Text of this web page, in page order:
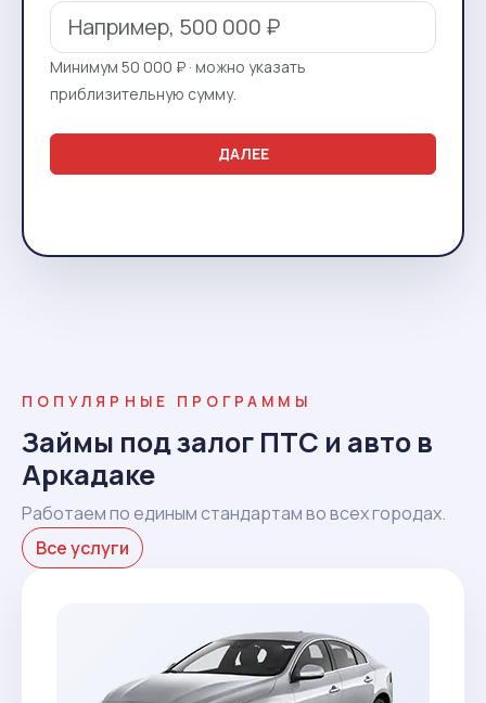
Минимум 50 000 ₽ · можно указать
приблизительную сумму.
ДАЛЕЕ
ПОПУЛЯРНЫЕ ПРОГРАММЫ
Займы под залог ПТС и авто в
Аркадаке
Работаем по единым стандартам во всех городах.
Все услуги